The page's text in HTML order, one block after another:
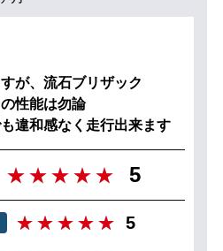
が、流石ブリザック
性能は勿論
違和感なく走行出来ます
5
5